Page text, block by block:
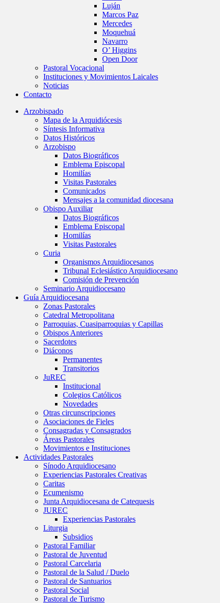
Luján
Marcos Paz
Mercedes
Moquehuá
Navarro
O’ Higgins
Open Door
Pastoral Vocacional
Instituciones y Movimientos Laicales
Noticias
Contacto
Arzobispado
Mapa de la Arquidiócesis
Síntesis Informativa
Datos Históricos
Arzobispo
Datos Biográficos
Emblema Episcopal
Homilías
Visitas Pastorales
Comunicados
Mensajes a la comunidad diocesana
Obispo Auxiliar
Datos Biográficos
Emblema Episcopal
Homilías
Visitas Pastorales
Curia
Organismos Arquidiocesanos
Tribunal Eclesiástico Arquidiocesano
Comisión de Prevención
Seminario Arquidiocesano
Guía Arquidiocesana
Zonas Pastorales
Catedral Metropolitana
Parroquias, Cuasiparroquias y Capillas
Obispos Anteriores
Sacerdotes
Diáconos
Permanentes
Transitorios
JuREC
Institucional
Colegios Católicos
Novedades
Otras circunscripciones
Asociaciones de Fieles
Consagradas y Consagrados
Áreas Pastorales
Movimientos e Instituciones
Actividades Pastorales
Sínodo Arquidiocesano
Experiencias Pastorales Creativas
Caritas
Ecumenismo
Junta Arquidiocesana de Catequesis
JUREC
Experiencias Pastorales
Liturgia
Subsidios
Pastoral Familiar
Pastoral de Juventud
Pastoral Carcelaria
Pastoral de la Salud / Duelo
Pastoral de Santuarios
Pastoral Social
Pastoral de Turismo